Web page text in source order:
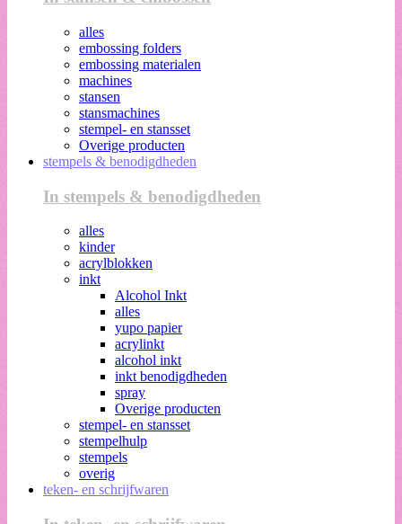
alles
embossing folders
embossing materialen
machines
stansen
stansmachines
stempel- en stansset
Overige producten
stempels & benodigdheden
In stempels & benodigdheden
alles
kinder
acrylblokken
inkt
Alcohol Inkt
alles
yupo papier
acrylinkt
alcohol inkt
inkt benodigdheden
spray
Overige producten
stempel- en stansset
stempelhulp
stempels
overig
teken- en schrijfwaren